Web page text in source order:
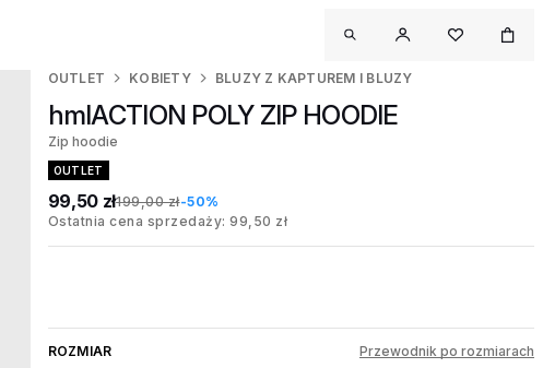
OUTLET KOBIETY BLUZY Z KAPTUREM I BLUZY
hmlACTION POLY ZIP HOODIE
Zip hoodie
OUTLET
99,50 zł199,00 zł-50%
Ostatnia cena sprzedaży: 99,50 zł
ROZMIAR Przewodnik po rozmiarach